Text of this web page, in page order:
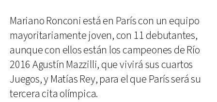
Mariano Ronconi está en París con un equipo
mayoritariamente joven, con 11 debutantes,
aunque con ellos están los campeones de Río
2016 Agustín Mazzilli, que vivirá sus cuartos
Juegos, y Matías Rey, para el que París será su
tercera cita olímpica.